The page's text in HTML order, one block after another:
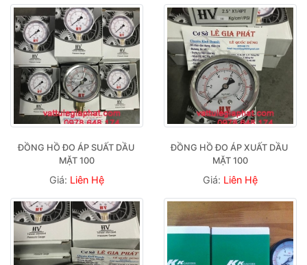
ĐỒNG HỒ ĐO ÁP SUẤT DẦU
MẶT 100
Giá: Liên Hệ
ĐỒNG HỒ ĐO ÁP XUẤT DẦU
MẶT 100
Giá: Liên Hệ